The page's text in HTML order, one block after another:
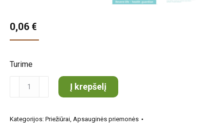
0,06 €
Turime
produkto
kiekis:
FFP2
Į krepšelį
Kategorijos: Priežiūrai, Apsauginės priemonės